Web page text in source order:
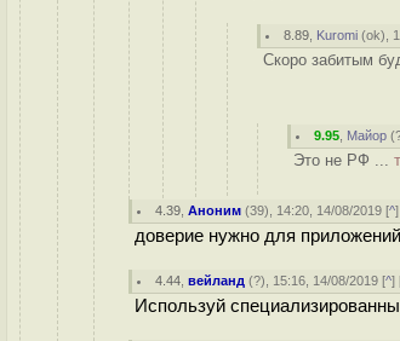
8.89 Kuromi (ok),
Скоро забитым
9.95 Майор (
Это не РФ ...
4.39 ,Аноним (39), 14:20, 14/08/2019 [^
доверие нужно для
4.44 ,вейланд (?), 15:16, 14/08/2019 [^]
Используй